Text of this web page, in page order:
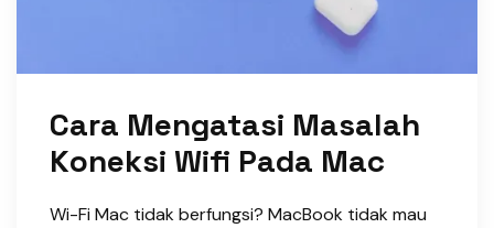
Cara Mengatasi Masalah
Koneksi Wifi Pada Mac
Wi-Fi Mac tidak berfungsi? MacBook tidak mau